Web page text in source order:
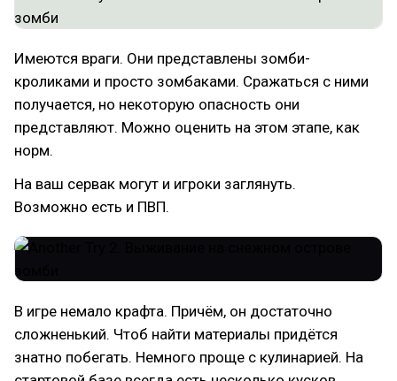
Имеются враги. Они представлены зомби-
кроликами и просто зомбаками. Сражаться с ними
получается, но некоторую опасность они
представляют. Можно оценить на этом этапе, как
норм.
На ваш сервак могут и игроки заглянуть.
Возможно есть и ПВП.
В игре немало крафта. Причём, он достаточно
сложненький. Чтоб найти материалы придётся
знатно побегать. Немного проще с кулинарией. На